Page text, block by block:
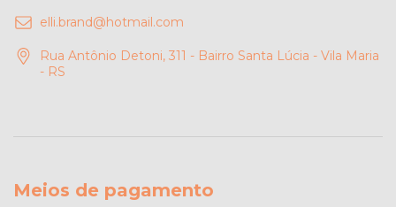
elli.brand@hotmail.com
Rua Antônio Detoni, 311 - Bairro Santa Lúcia - Vila Maria
- RS
Meios de pagamento